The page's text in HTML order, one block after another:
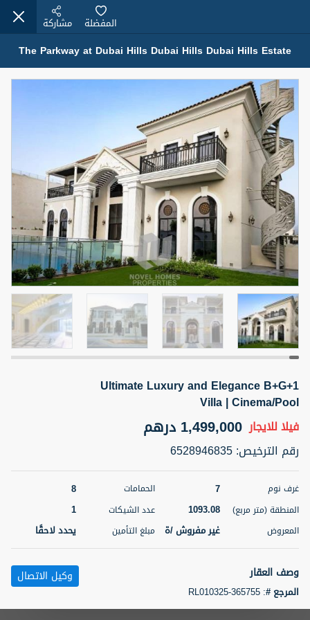
عقارات للإيجار (13749)
Modern Renovated Unit Near Marina Metro Station
شقةللإيجار 95,000 درهم
3
سرير
1
حمام
1
المنطقة (متر
مربع)
70.03
المعروض
غير مفروش /ة
الشيكات
1
اسم الوسيط
NILOOFAR ABBAS VAKIL
رقم الوسيط
أتصل الأن
5 أشهر +
ELBRUS TOWER UNIT 2701 ON RENT
شقةللإيجار 95,000 درهم
سرير
1
71.39
مفروش/ ة 2
اسم الوسيط
ABDEMANAF EQBALBHAI KHANBHAI
KHANBHAI EQBALBHAI SIRAJUDDIN
أتصل
الأن
5 أشهر +
The Parkway at Dubai Hills Dubai Hills Dubai Hills Estate
المفضلة مشاركة
Ultimate Luxury and Elegance B+G+1
Villa | Cinema/Pool
فيلاللايجار 1,499,000 درهم
رقم الترخيص:
6528946835
غرف نوم 7 الحمامات 8
المنطقة (متر مربع) 1093.08 عدد الشيكات 1
المعروض غير مفروش /ة مبلغ التأمين يحدد لاحقًا
وصف العقار
المرجع #:
RL010325-365755
وكيل الاتصال تصفية خريطة